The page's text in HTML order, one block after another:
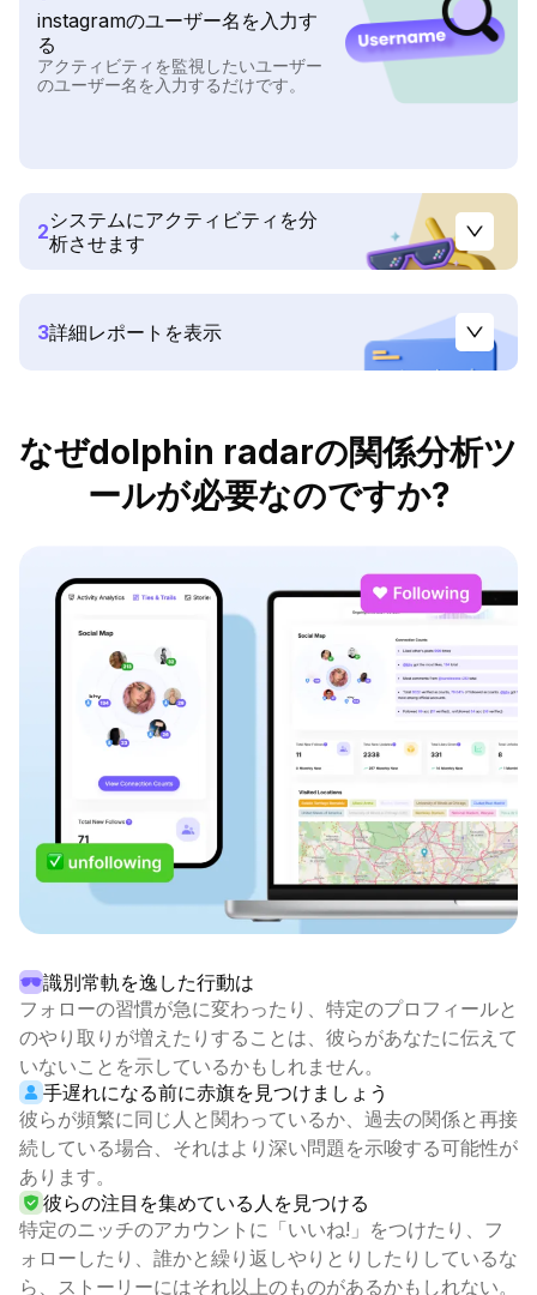
instagramのユーザー名を入力す
る
アクティビティを監視したいユーザー
のユーザー名を入力するだけです。
2システムにアクティビティを分
析させます
3詳細レポートを表示
なぜdolphin radarの関係分析ツ
ールが必要なのですか?
識別常軌を逸した行動は
フォローの習慣が急に変わったり、特定のプロフィールと
のやり取りが増えたりすることは、彼らがあなたに伝えて
いないことを示しているかもしれません。
手遅れになる前に赤旗を見つけましょう
彼らが頻繁に同じ人と関わっているか、過去の関係と再接
続している場合、それはより深い問題を示唆する可能性が
あります。
彼らの注目を集めている人を見つける
特定のニッチのアカウントに「いいね!」をつけたり、フ
ォローしたり、誰かと繰り返しやりとりしたりしているな
ら、ストーリーにはそれ以上のものがあるかもしれない。